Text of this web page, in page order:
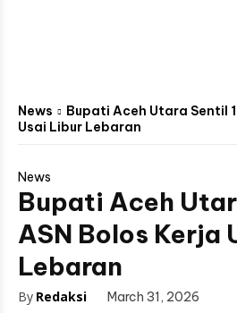
News
Bupati Aceh Utara Sentil
Usai Libur Lebaran
News
Bupati Aceh
ASN Bolos Kerja
Lebaran
By Redaksi March 31, 2026